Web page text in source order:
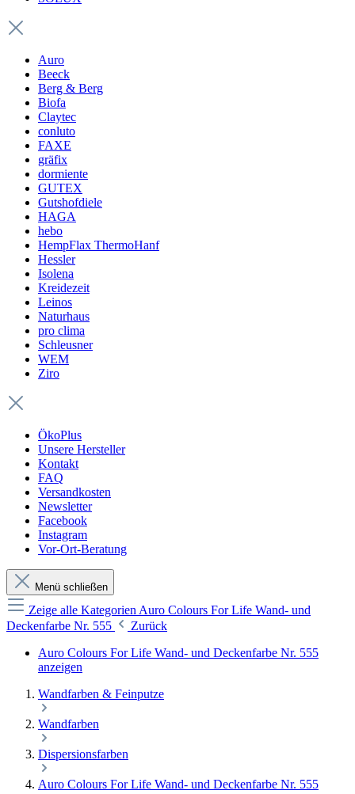
Auro
Beeck
Berg & Berg
Biofa
Claytec
conluto
FAXE
gräfix
dormiente
GUTEX
Gutshofdiele
HAGA
hebo
HempFlax ThermoHanf
Hessler
Isolena
Kreidezeit
Leinos
Naturhaus
pro clima
Schleusner
WEM
Ziro
ÖkoPlus
Unsere Hersteller
Kontakt
FAQ
Versandkosten
Newsletter
Facebook
Instagram
Vor-Ort-Beratung
Menü schließen
Zeige alle Kategorien Auro Colours For Life Wand- und
Deckenfarbe Nr. 555
Zurück
Auro Colours For Life Wand- und Deckenfarbe Nr. 555
anzeigen
Wandfarben & Feinputze
Wandfarben
Dispersionsfarben
Auro Colours For Life Wand- und Deckenfarbe Nr. 555